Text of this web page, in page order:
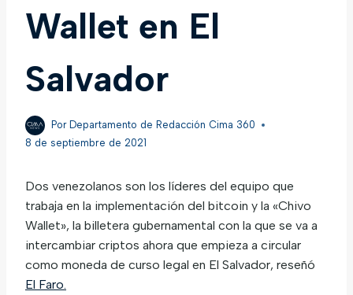
Wallet en El
Salvador
Por Departamento de Redacción Cima 360
8 de septiembre de 2021
Dos venezolanos son los líderes del equipo que
trabaja en la implementación del bitcoin y la «Chivo
Wallet», la billetera gubernamental con la que se va a
intercambiar criptos ahora que empieza a circular
como moneda de curso legal en El Salvador, reseñó
El Faro.